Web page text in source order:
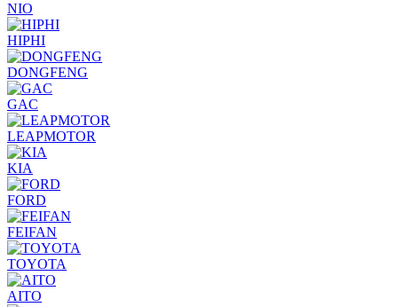
NIO
HIPHI
DONGFENG
GAC
LEAPMOTOR
KIA
FORD
FEIFAN
TOYOTA
AITO